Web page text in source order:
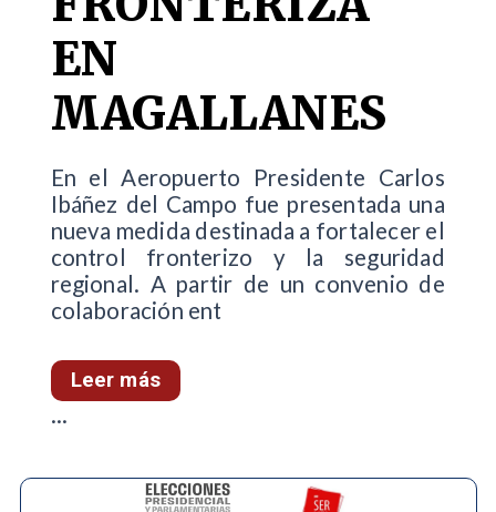
EN
MAGALLANES
En el Aeropuerto Presidente Carlos
Ibáñez del Campo fue presentada una
nueva medida destinada a fortalecer el
control fronterizo y la seguridad
regional. A partir de un convenio de
colaboración ent
Leer más
...